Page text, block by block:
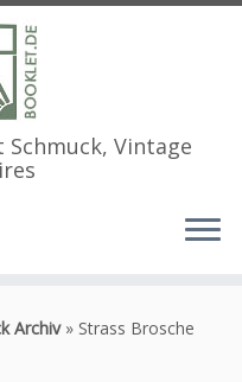
Schmuck, Vintage
Archiv » Strass Brosche